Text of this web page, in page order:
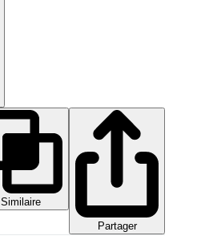
Similaire
Partager